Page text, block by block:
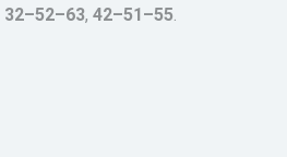
32–52–63, 42–51–55.